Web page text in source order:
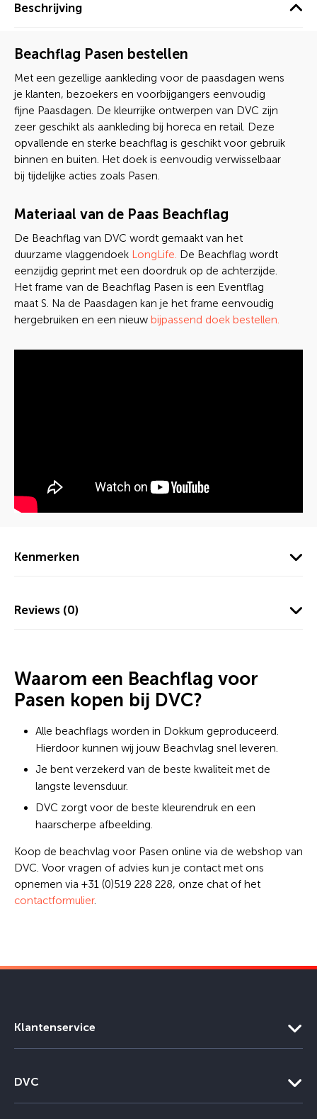
Beschrijving
Beachflag Pasen bestellen
Met een gezellige aankleding voor de paasdagen wens
je klanten, bezoekers en voorbijgangers eenvoudig
fijne Paasdagen. De kleurrijke ontwerpen van DVC zijn
zeer geschikt als aankleding bij horeca en retail. Deze
opvallende en sterke beachflag is geschikt voor gebruik
binnen en buiten. Het doek is eenvoudig verwisselbaar
bij tijdelijke acties zoals Pasen.
Materiaal van de Paas Beachflag
De Beachflag van DVC wordt gemaakt van het
duurzame vlaggendoek LongLife. De Beachflag wordt
eenzijdig geprint met een doordruk op de achterzijde.
Het frame van de Beachflag Pasen is een Eventflag
maat S. Na de Paasdagen kan je het frame eenvoudig
hergebruiken en een nieuw bijpassend doek bestellen.
Kenmerken
Reviews (0)
Waarom een Beachflag voor
Pasen kopen bij DVC?
Alle beachflags worden in Dokkum geproduceerd.
Hierdoor kunnen wij jouw Beachvlag snel leveren.
Je bent verzekerd van de beste kwaliteit met de
langste levensduur.
DVC zorgt voor de beste kleurendruk en een
haarscherpe afbeelding.
Koop de beachvlag voor Pasen online via de webshop van
DVC. Voor vragen of advies kun je contact met ons
opnemen via +31 (0)519 228 228, onze chat of het
contactformulier.
Klantenservice
DVC